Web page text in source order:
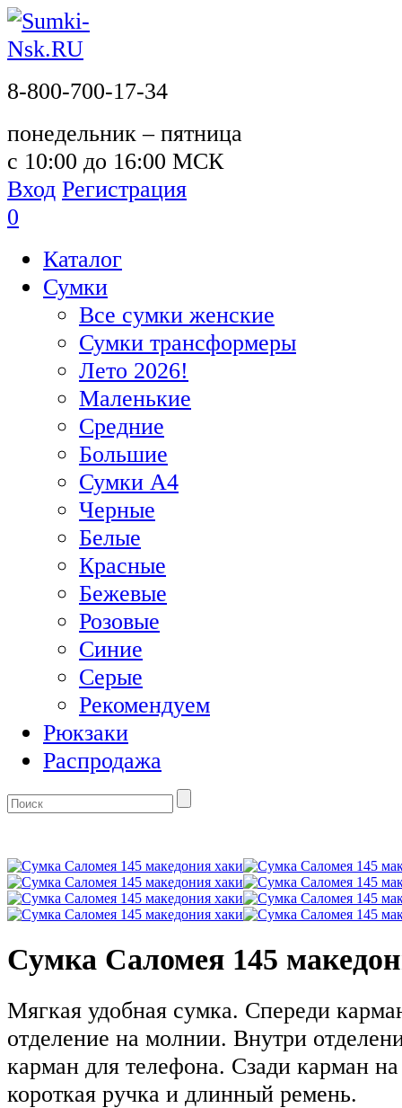
8-800-700-17-34
понедельник – пятница
с 10:00 до 16:00 МСК
Вход Регистрация
0
Каталог
Сумки
Все сумки женские
Сумки трансформеры
Лето 2026!
Маленькие
Средние
Большие
Сумки А4
Черные
Белые
Красные
Бежевые
Розовые
Синие
Серые
Рекомендуем
Рюкзаки
Распродажа
Сумка Саломея 145
Мягкая удобная сумка. Спереди
отделение на молнии. Внутри
карман для телефона. Сзади карман
короткая ручка и длинный ремень.